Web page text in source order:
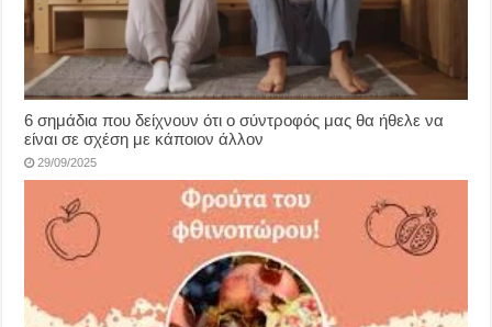
6 σημάδια που δείχνουν ότι ο σύντροφός μας θα ήθελε να
είναι σε σχέση με κάποιον άλλον
29/09/2025